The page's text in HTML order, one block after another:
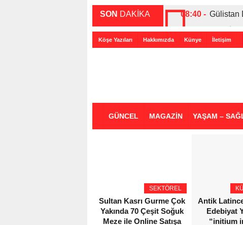
SON DAKİKA 08:40 - Gülistan
00:27 - ABD-
00:35 - Bir
Köşe Yazıları Hakkımızda Künye İletişim
GÜNCEL MAGAZİN YAŞAM –
SEKTÖREL
Sultan Kasrı Gurme Çok
Yakında 70 Çeşit Soğuk
Meze ile Online Satışa
Antik
Edebiyat
“initium